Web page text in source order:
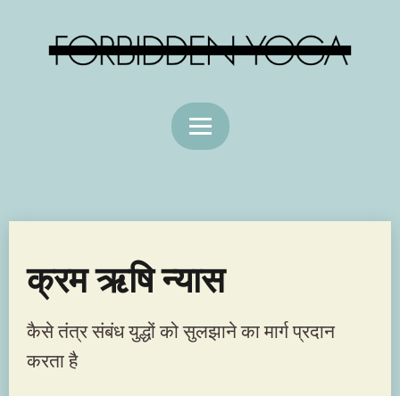
क्रम ऋषि न्यास
कैसे तंत्र संबंध युद्धों को सुलझाने का मार्ग प्रदान
करता है